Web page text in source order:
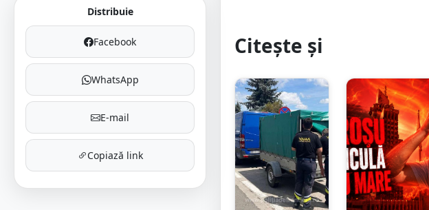
Distribuie
Facebook
WhatsApp
E-mail
Copiază link
Citește și